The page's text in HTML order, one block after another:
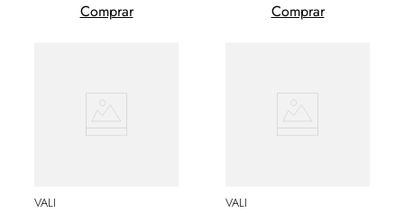
Comprar Comprar
VALI VALI